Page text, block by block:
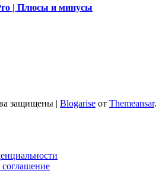
| Плюсы и минусы
защищены | Blogarise от Themeansar.
соглашение